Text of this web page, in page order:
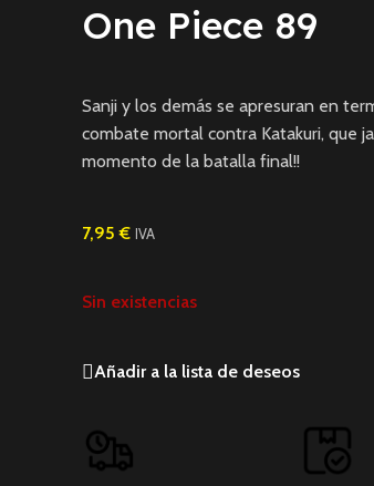
One Piece 89
Sanji y los demás se apresuran en
combate mortal contra Katakuri, que
momento de la batalla final!!
7,95€ IVA
Sin existencias
Añadir a la lista de deseos